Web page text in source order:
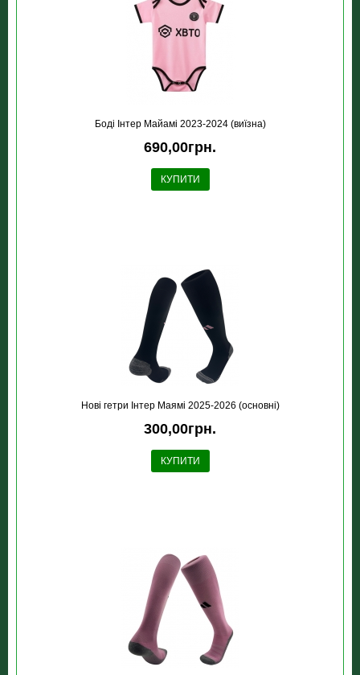
Боді Інтер Майамі 2023-2024 (виїзна)
690,00грн.
КУПИТИ
Новi гетри Інтер Маямі 2025-2026 (основні)
300,00грн.
КУПИТИ